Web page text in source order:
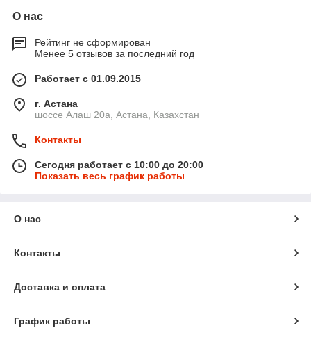
О нас
Рейтинг не сформирован
Менее 5 отзывов за последний год
Работает с 01.09.2015
г. Астана
шоссе Алаш 20а, Астана, Казахстан
Контакты
Сегодня работает с 10:00 до 20:00
Показать весь график работы
О нас
Контакты
Доставка и оплата
График работы